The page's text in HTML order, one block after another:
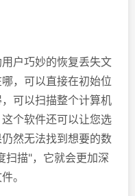
户巧妙的恢复丢失文
，可以直接在初始位
可以扫描整个计算机
个软件还可以让您选
然无法找到想要的数
扫描"，它就会更加深
。